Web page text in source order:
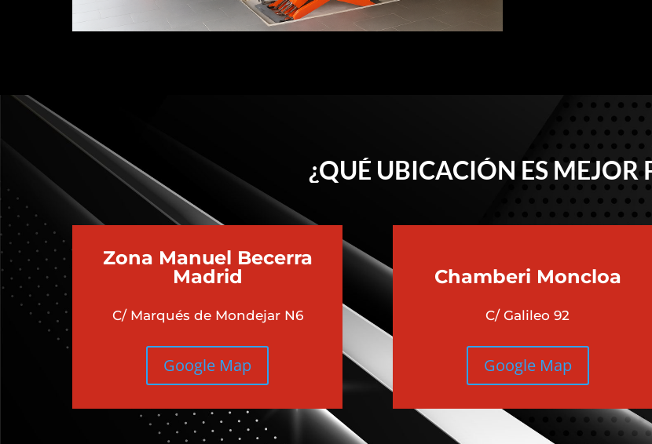
¿QUÉ UBICACIÓN ES MEJOR
Zona Manuel Becerra
Madrid
C/ Marqués de Mondejar N6
Google Map
Chamberi Moncloa
C/ Galileo 92
Google Map